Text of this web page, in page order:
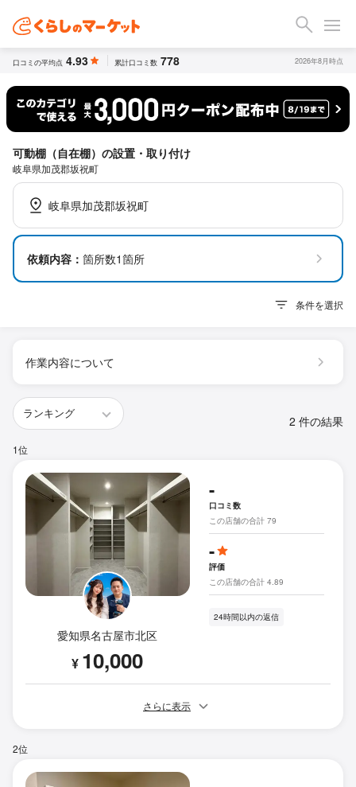
口コミの平均点 4.93 累計口コミ数 778 2026年8月時点
可動棚（自在棚）の設置・取り付け
岐阜県加茂郡坂祝町
岐阜県加茂郡坂祝町
依頼内容： 箇所数1箇所
条件を選択
作業内容について
2 件の結果
1位
愛知県名古屋市北区
¥ 10,000
-
口コミ数
この店舗の合計 79
-
評価
この店舗の合計 4.89
24時間以内の返信
さらに表示
2位